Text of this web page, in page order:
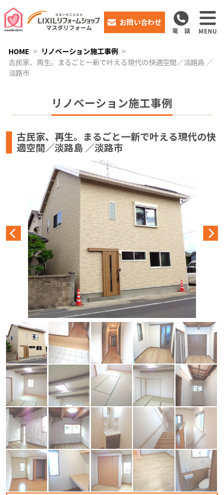
お問い合わせ
HOME
リノベーション施工事例
古民家、再生。まるごと一新で叶える現代の快適空間／淡路島 ／
淡路市
リノベーション施工事例
古民家、再生。まるごと一新で叶える現代の快
適空間／淡路島 ／淡路市